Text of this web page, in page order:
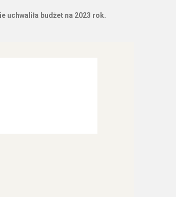
uchwaliła budżet na 2023 rok.